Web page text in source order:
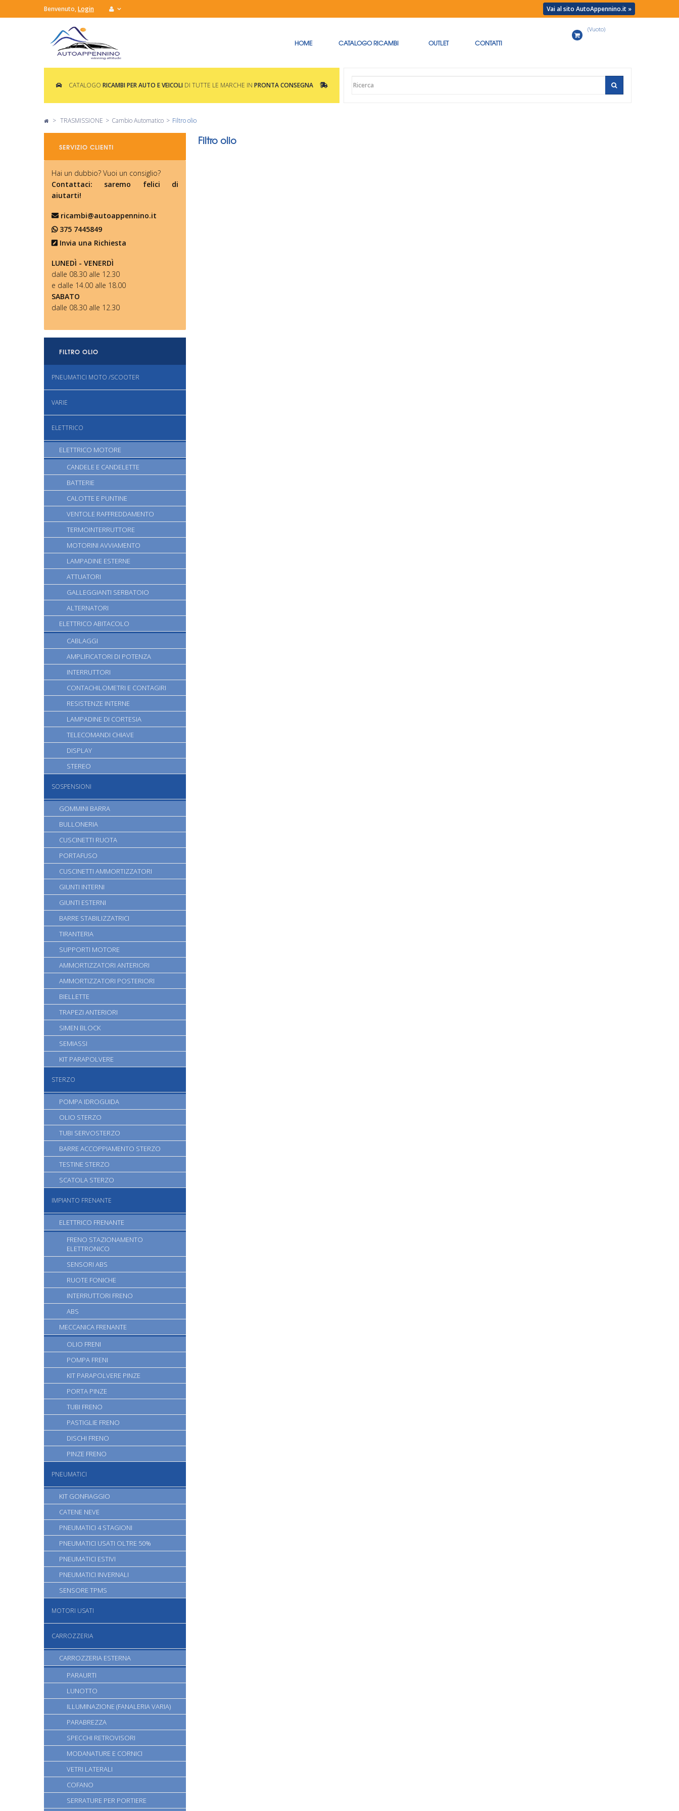
Vai al sito AutoAppennino.it »
Benvenuto,Login
HOME CATALOGO RICAMBI OUTLET CONTATTI
(Vuoto)
CATALOGO RICAMBI PER AUTO E VEICOLI DI TUTTE LE MARCHE IN PRONTA CONSEGNA
> TRASMISSIONE > Cambio Automatico > Filtro olio
SERVIZIO CLIENTI
Hai un dubbio? Vuoi un consiglio?
Contattaci: saremo felici di
aiutarti!
ricambi@autoappennino.it
375 7445849
Invia una Richiesta
LUNEDÌ - VENERDÌ
dalle 08.30 alle 12.30
e dalle 14.00 alle 18.00
SABATO
dalle 08.30 alle 12.30
FILTRO OLIO
PNEUMATICI MOTO /SCOOTER
VARIE
ELETTRICO
ELETTRICO MOTORE
CANDELE E CANDELETTE
BATTERIE
CALOTTE E PUNTINE
VENTOLE RAFFREDDAMENTO
TERMOINTERRUTTORE
MOTORINI AVVIAMENTO
LAMPADINE ESTERNE
ATTUATORI
GALLEGGIANTI SERBATOIO
ALTERNATORI
ELETTRICO ABITACOLO
CABLAGGI
AMPLIFICATORI DI POTENZA
INTERRUTTORI
CONTACHILOMETRI E CONTAGIRI
RESISTENZE INTERNE
LAMPADINE DI CORTESIA
TELECOMANDI CHIAVE
DISPLAY
STEREO
SOSPENSIONI
GOMMINI BARRA
BULLONERIA
CUSCINETTI RUOTA
PORTAFUSO
CUSCINETTI AMMORTIZZATORI
GIUNTI INTERNI
GIUNTI ESTERNI
BARRE STABILIZZATRICI
TIRANTERIA
SUPPORTI MOTORE
AMMORTIZZATORI ANTERIORI
AMMORTIZZATORI POSTERIORI
BIELLETTE
TRAPEZI ANTERIORI
SIMEN BLOCK
SEMIASSI
KIT PARAPOLVERE
STERZO
POMPA IDROGUIDA
OLIO STERZO
TUBI SERVOSTERZO
BARRE ACCOPPIAMENTO STERZO
TESTINE STERZO
SCATOLA STERZO
IMPIANTO FRENANTE
ELETTRICO FRENANTE
FRENO STAZIONAMENTO
ELETTRONICO
SENSORI ABS
RUOTE FONICHE
INTERRUTTORI FRENO
ABS
MECCANICA FRENANTE
OLIO FRENI
POMPA FRENI
KIT PARAPOLVERE PINZE
PORTA PINZE
TUBI FRENO
PASTIGLIE FRENO
DISCHI FRENO
PINZE FRENO
PNEUMATICI
KIT GONFIAGGIO
CATENE NEVE
PNEUMATICI 4 STAGIONI
PNEUMATICI USATI OLTRE 50%
PNEUMATICI ESTIVI
PNEUMATICI INVERNALI
SENSORE TPMS
MOTORI USATI
CARROZZERIA
CARROZZERIA ESTERNA
PARAURTI
LUNOTTO
ILLUMINAZIONE (FANALERIA VARIA)
PARABREZZA
SPECCHI RETROVISORI
MODANATURE E CORNICI
VETRI LATERALI
COFANO
SERRATURE PER PORTIERE
Filtro olio